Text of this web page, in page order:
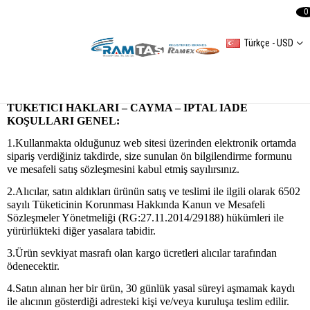
Türkçe - USD
0
TÜKETİCİ HAKLARI – CAYMA – İPTAL İADE
KOŞULLARI GENEL:
1.Kullanmakta olduğunuz web sitesi üzerinden elektronik ortamda
sipariş verdiğiniz takdirde, size sunulan ön bilgilendirme formunu
ve mesafeli satış sözleşmesini kabul etmiş sayılırsınız.
2.Alıcılar, satın aldıkları ürünün satış ve teslimi ile ilgili olarak 6502
sayılı Tüketicinin Korunması Hakkında Kanun ve Mesafeli
Sözleşmeler Yönetmeliği (RG:27.11.2014/29188) hükümleri ile
yürürlükteki diğer yasalara tabidir.
3.Ürün sevkiyat masrafı olan kargo ücretleri alıcılar tarafından
ödenecektir.
4.Satın alınan her bir ürün, 30 günlük yasal süreyi aşmamak kaydı
ile alıcının gösterdiği adresteki kişi ve/veya kuruluşa teslim edilir.